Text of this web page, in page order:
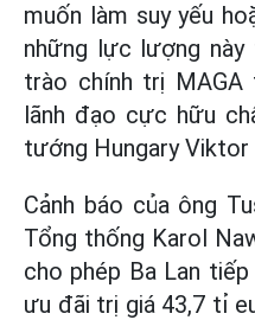
muốn làm suy yếu
những lực lượng
trào chính trị
lãnh đạo cực hữu
tướng Hungary Viktor
Cảnh báo của ông
Tổng thống Karol
cho phép Ba Lan
ưu đãi trị giá 43,7 tỉ